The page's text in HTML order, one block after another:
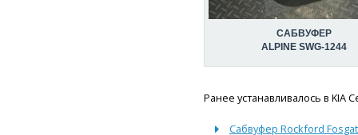
САБВУФЕР
ALPINE SWG-1244
Ранее устанавливалось в KIA
Сабвуфер Rockford